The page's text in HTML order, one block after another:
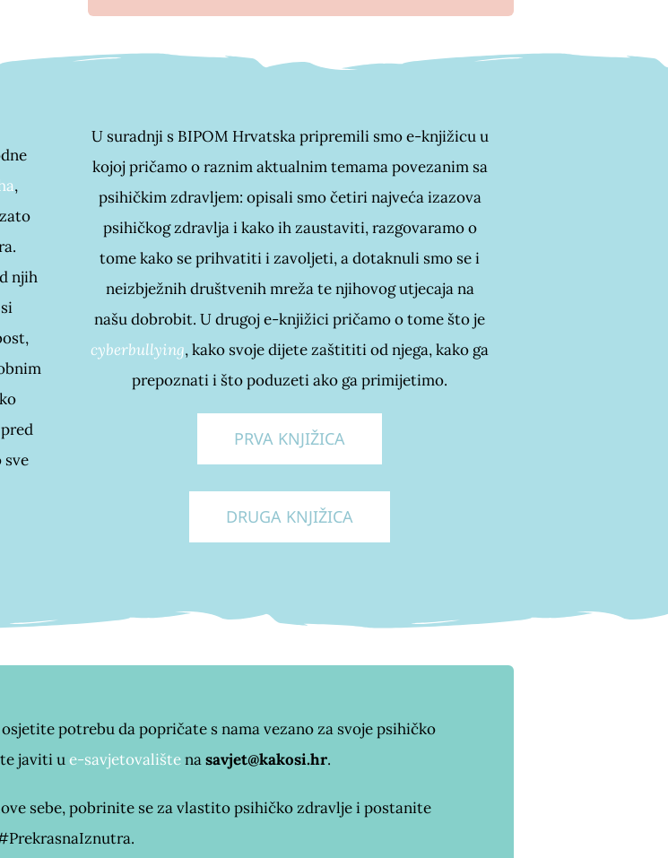
,
njih
sve
U suradnji s BIPOM Hrvatska pripremili smo e-knjižicu u
kojoj pričamo o raznim aktualnim temama povezanim sa
psihičkim zdravljem: opisali smo četiri najveća izazova
psihičkog zdravlja i kako ih zaustaviti, razgovaramo o
tome kako se prihvatiti i zavoljeti, a dotaknuli smo se i
neizbježnih društvenih mreža te njihovog utjecaja na
našu dobrobit. U drugoj e-knjižici pričamo o tome što je
cyberbullying, kako svoje dijete zaštititi od njega, kako ga
prepoznati i što poduzeti ako ga primijetimo.
PRVA KNJIŽICA
DRUGA KNJIŽICA
potrebu da popričate s nama vezano za svoje psihičko
javiti ue-savjetovalištenasavjet@kakosi.hr.
sebe, pobrinite se za vlastito psihičko zdravlje i postanite